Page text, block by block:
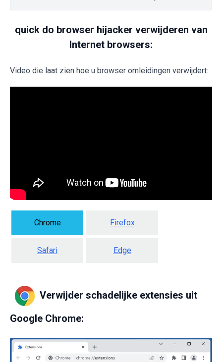
quick do browser hijacker verwijderen van
Internet browsers:
Video die laat zien hoe u browser omleidingen verwijdert:
Chrome Firefox
Safari Edge
Verwijder schadelijke extensies uit
Google Chrome: